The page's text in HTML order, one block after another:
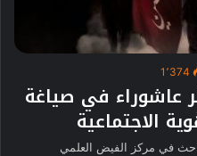
1٬374
عاشوراء في صياغة
الاجتماعية
في مركز الفيض العلمي